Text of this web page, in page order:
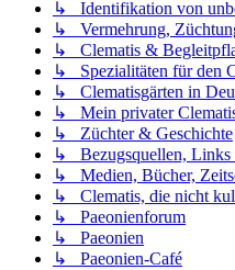
↳ Identifikation von
↳ Vermehrung,
↳ Clematis &
↳ Spezialitäten für den
↳ Clematisgärten in
↳ Mein privater
↳ Züchter & Geschichte
↳ Bezugsquellen, Links
↳ Medien, Bücher,
↳ Clematis, die nicht
↳ Paeonienforum
↳ Paeonien
↳ Paeonien-Café